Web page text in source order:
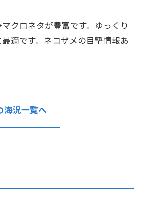
クロネタが豊富です。ゆっくり
適です。ネコザメの目撃情報あ
海況一覧へ